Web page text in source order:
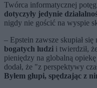
Twórca informatycznej
dotyczyły jedynie
nigdy nie gościć na wyspie
– Epstein zawsze skupiał się
bogatych ludzi i twierdził,
pieniędzy na globalną
dodał, że "z perspektywy
Byłem głupi, spędzając z